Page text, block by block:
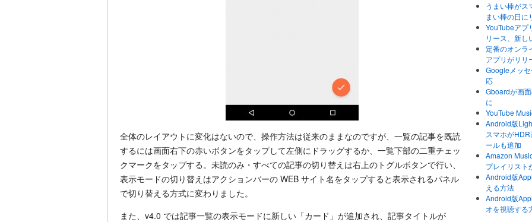
全体のレイアウトに変化はないので、操作方法は従来のままなのですが、一覧の記事を既読
するには画面右下の赤いボタンをタップして左側にドラッグするか、一覧下部の二重チェッ
クマークをタップする。未読のみ・すべての記事の切り替えは右上のトグルボタンで行い、
表示モードの切り替えはアクションバーの WEB サイト名をタップすると表示されるパネル
で切り替える方式に変わりました。
また、v4.0 では記事一覧の表示モードに新しい「カード」が追加され、記事タイトルが
うまい棒がス
まい棒の日に
YouTubeアプ
リース、新し
定番のオンラ
アプリがリリ
Googleメッ
応
Gboardが画
に
YouTube
Android版
スマホが
ールも追加
Amazon
プレイリスト
Android版
える方法
Android版
オを視聴する